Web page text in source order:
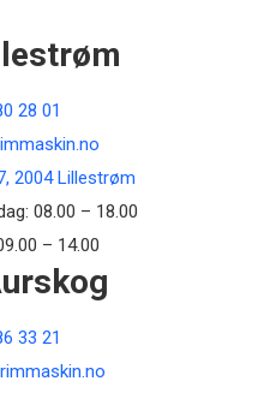
28 01
2004 Lillestrøm
08.00 – 18.00
– 14.00
33 21